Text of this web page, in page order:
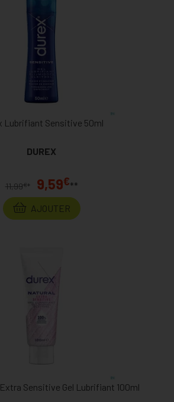
Lubrifiant Sensitive 50ml
DUREX
11,99€ * 9,59€**
AJOUTER
Sensitive Gel Lubrifiant 100ml